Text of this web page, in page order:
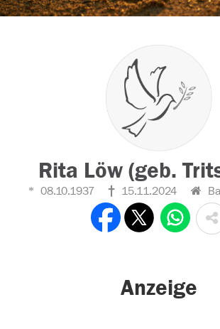
Rita Löw (geb.
08.10.1937 15.11.2024
Anzeige